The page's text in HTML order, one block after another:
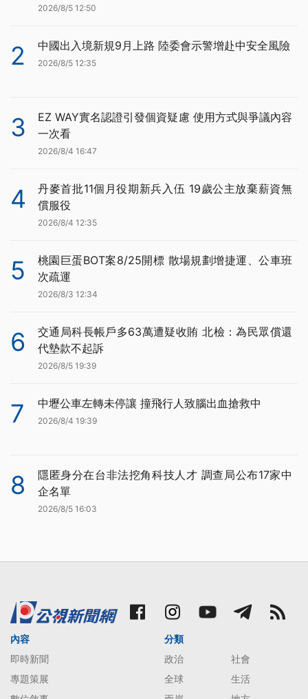
2026/8/5 12:50
2 中國出入境新規9月上路 陸委會示警增赴中安全風險
2026/8/5 12:35
3
EZ WAY實名認證引發個資疑慮 使用方式與爭議內容
一次看
2026/8/4 16:47
4
丹麥首批11個月役期新兵入伍 19歲公主放棄薪資無
償服役
2026/8/4 12:35
5
桃園巨蛋BOT案8/25開標 散場規劃增捷運、公車班
次疏運
2026/8/3 12:34
6
交通局科長帳戶多63萬遭疑收賄 北檢：為民眾償還
代墊款不起訴
2026/8/5 19:39
7 中壢公車左轉未停讓 撞飛行人致腦出血搶救中
2026/8/4 19:39
8
隱匿身分在台非法挖角科技人才 調查局公布17家中
企名單
2026/8/5 16:03
內容
即時新聞
專題策展
分類
政治
社會
全球
生活